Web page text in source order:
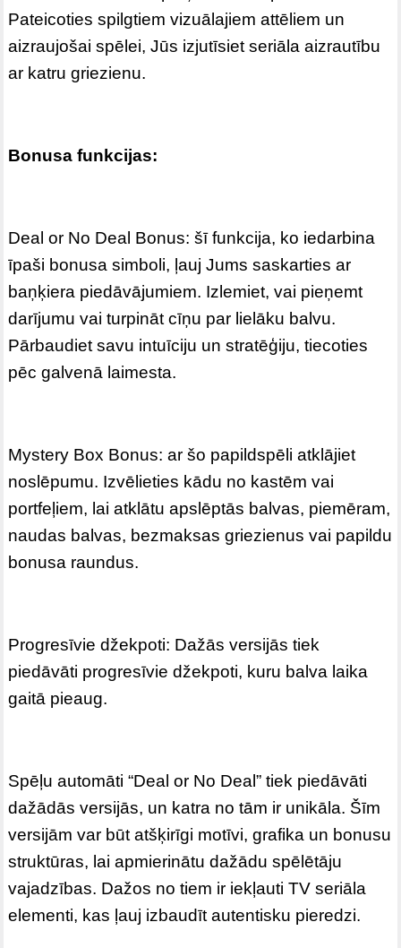
Pateicoties spilgtiem vizuālajiem attēliem un
aizraujošai spēlei, Jūs izjutīsiet seriāla aizrautību
ar katru griezienu.
Bonusa funkcijas:
Deal or No Deal Bonus: šī funkcija, ko iedarbina
īpaši bonusa simboli, ļauj Jums saskarties ar
baņķiera piedāvājumiem. Izlemiet, vai pieņemt
darījumu vai turpināt cīņu par lielāku balvu.
Pārbaudiet savu intuīciju un stratēģiju, tiecoties
pēc galvenā laimesta.
Mystery Box Bonus: ar šo papildspēli atklājiet
noslēpumu. Izvēlieties kādu no kastēm vai
portfeļiem, lai atklātu apslēptās balvas, piemēram,
naudas balvas, bezmaksas griezienus vai papildu
bonusa raundus.
Progresīvie džekpoti: Dažās versijās tiek
piedāvāti progresīvie džekpoti, kuru balva laika
gaitā pieaug.
Spēļu automāti “Deal or No Deal” tiek piedāvāti
dažādās versijās, un katra no tām ir unikāla. Šīm
versijām var būt atšķirīgi motīvi, grafika un bonusu
struktūras, lai apmierinātu dažādu spēlētāju
vajadzības. Dažos no tiem ir iekļauti TV seriāla
elementi, kas ļauj izbaudīt autentisku pieredzi.